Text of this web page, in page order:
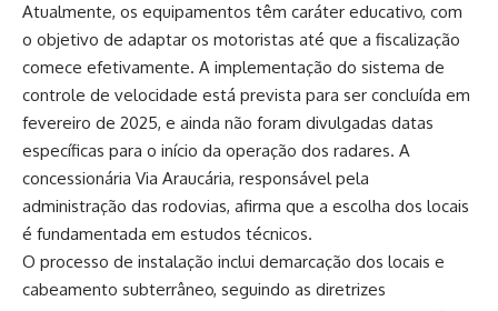
Atualmente, os equipamentos têm caráter educativo, com
o objetivo de adaptar os motoristas até que a fiscalização
comece efetivamente. A implementação do sistema de
controle de velocidade está prevista para ser concluída em
fevereiro de 2025, e ainda não foram divulgadas datas
específicas para o início da operação dos radares. A
concessionária Via Araucária, responsável pela
administração das rodovias, afirma que a escolha dos locais
é fundamentada em estudos técnicos.
O processo de instalação inclui demarcação dos locais e
cabeamento subterrâneo, seguindo as diretrizes